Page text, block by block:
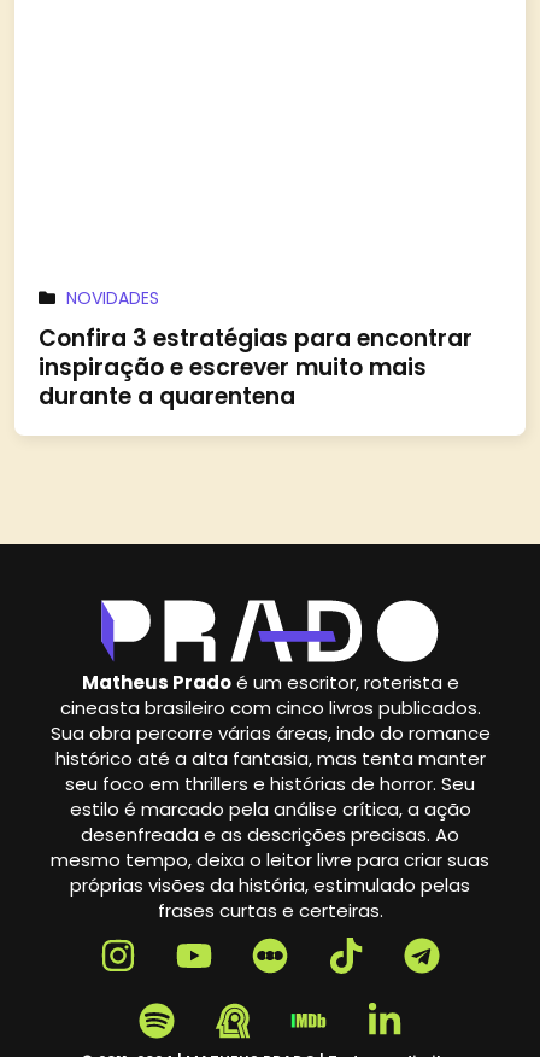
NOVIDADES
Confira 3 estratégias para encontrar
inspiração e escrever muito mais
durante a quarentena
Matheus Pradoé um escritor, roterista e
cineasta brasileiro com cinco livros publicados.
Sua obra percorre várias áreas, indo do romance
histórico até a alta fantasia, mas tenta manter
seu foco em thrillers e histórias de horror. Seu
estilo é marcado pela análise crítica, a ação
desenfreada e as descrições precisas. Ao
mesmo tempo, deixa o leitor livre para criar suas
próprias visões da história, estimulado pelas
frases curtas e certeiras.